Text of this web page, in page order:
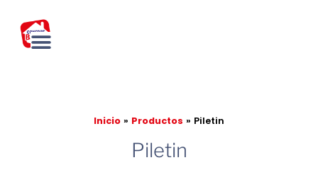
contenido
Inicio Productos Piletin
Piletin